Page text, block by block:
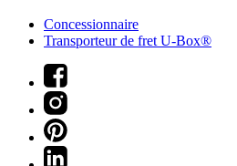
Concessionnaire
Transporteur de fret U-Box®